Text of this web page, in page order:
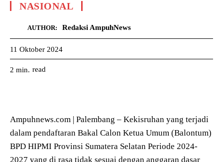
NASIONAL
AUTHOR: Redaksi AmpuhNews
11 Oktober 2024
2 min. read
Ampuhnews.com | Palembang – Kekisruhan yang terjadi
dalam pendaftaran Bakal Calon Ketua Umum (Balontum)
BPD HIPMI Provinsi Sumatera Selatan Periode 2024-
2027 yang di rasa tidak sesuai dengan anggaran dasar